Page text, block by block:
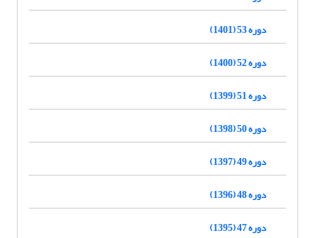
دوره 53 (1401)
دوره 52 (1400)
دوره 51 (1399)
دوره 50 (1398)
دوره 49 (1397)
دوره 48 (1396)
دوره 47 (1395)